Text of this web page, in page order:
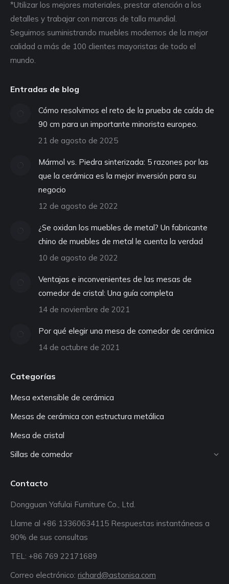
*Utilizar los mejores materiales, prestar atención a los
detalles y trabajar con marcas de talla mundial.
Seguimos suministrando muebles modernos de la mejor
calidad a más de 100 clientes mayoristas de todo el
mundo.
Entradas de blog
Cómo resolvimos el reto de la prueba de caída de
90 cm para un importante minorista europeo.
21 de agosto de 2025
Mármol vs. Piedra sinterizada: 5 razones por las
que la cerámica es la mejor inversión para su
negocio
12 de agosto de 2022
¿Se oxidan los muebles de metal? Un fabricante
chino de muebles de metal le cuenta la verdad
10 de agosto de 2022
Ventajas e inconvenientes de las mesas de
comedor de cristal: Una guía completa
14 de noviembre de 2021
Por qué elegir una mesa de comedor de cerámica
14 de octubre de 2021
Categorías
Mesa extensible de cerámica
Mesas de cerámica con estructura metálica
Mesa de cristal
Sillas de comedor
Contacto
Dongguan Yafulai Furniture Co., Ltd.
Llame al +86 13360634115 Respuestas instantáneas a
90% de sus consultas
TEL: +86 769 22171689
Correo electrónico: richard@astonisa.com